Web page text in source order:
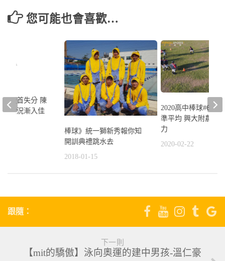
您可能也會喜歡…
棒球》統一獅新秀報你知
開訓典禮跳水去
2018-01-15
2020高中棒球#6》
準平均 興大附農保
力
2020-02-22
後援首失分 陳
：狀況漸入佳
跟隨：
下一則
【mit的驕傲】泳向奧運的建中男孩-溫仁豪